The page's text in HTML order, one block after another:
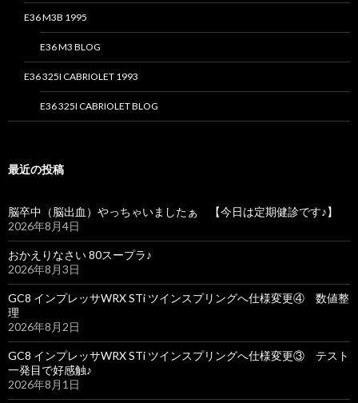
E36 M3B 1995
E36 M3 BLOG
E36 325I CABRIOLET 1993
E36 325I CABRIOLET BLOG
最近の投稿
脳卒中（脳出血）やっちゃいましたぁ 【今日は定期健診です♪】
2026年8月4日
おかえりなさい 80スープラ♪
2026年8月3日
GC8 インプレッサWRX STi ツインスプリングへ仕様変更④ 数値整
理
2026年8月2日
GC8 インプレッサWRX STi ツインスプリングへ仕様変更③ テスト
一発目で好感触♪
2026年8月1日